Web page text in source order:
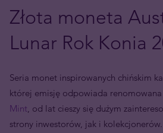
Złota moneta
Lunar Rok Konia
Seria monet inspirowanych chińskim
której emisję odpowiada
Mint, od lat cieszy się dużym
strony inwestorów, jak i